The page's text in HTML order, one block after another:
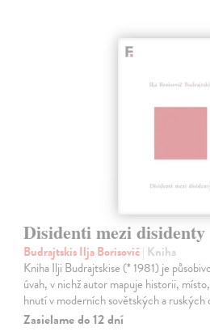
Disidenti mezi disidenty
Budrajtskis Ilja Borisovič| Kniha
Kniha Ilji Budrajtskise (* 1981) je
úvah, v nichž autor mapuje historii,
hnutí v moderních sovětských a ruských
Zasielame do 12 dní